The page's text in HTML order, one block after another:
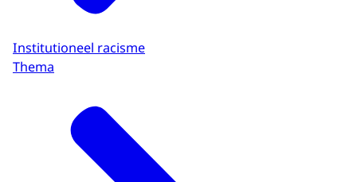
Institutioneel racisme
Thema